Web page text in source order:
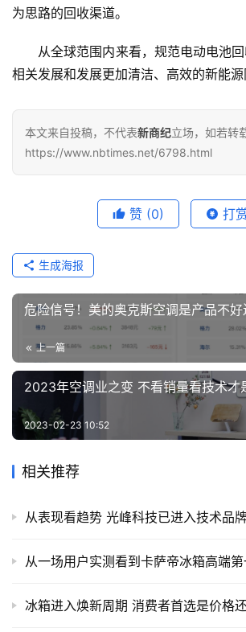
为思路的回收渠道。
从全球范围内来看，规范电动电池
相关发展和发展更加清洁、高效的新能源
本文来自投稿，不代表新商纪立场，如若转
https://www.nbtimes.net/6798.html
赞 (0) 打
生成海报
危险信号！美的奥克斯空调是产品不
上一篇
2023年空调业之变 不看销量看技术才
2023-02-23 10:52
相关推荐
从表现看趋势 光峰科技已进入技术品
从一场用户实测看到卡萨帝冰箱高端
冰箱进入焕新周期 消费者首选是价格还